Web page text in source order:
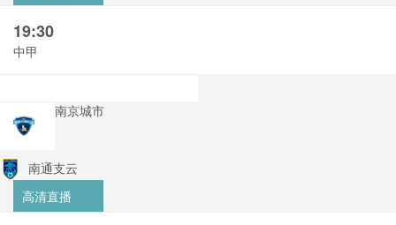
19:30
中甲
南京城市
南通支云
高清直播